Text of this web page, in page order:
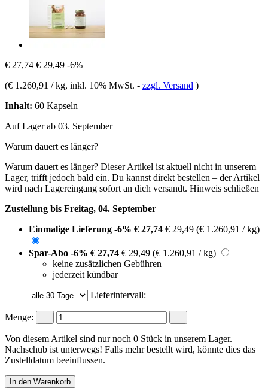
€ 27,74 € 29,49 -6%
(€ 1.260,91 / kg, inkl. 10% MwSt. - zzgl. Versand )
Inhalt: 60 Kapseln
Auf Lager ab 03. September
Warum dauert es länger?
Warum dauert es länger? Dieser Artikel ist aktuell nicht in unserem
Lager, trifft jedoch bald ein. Du kannst direkt bestellen – der Artikel
wird nach Lagereingang sofort an dich versandt. Hinweis schließen
Zustellung bis Freitag, 04. September
Einmalige Lieferung -6% € 27,74 € 29,49 (€ 1.260,91 / kg)
Spar-Abo -6% € 27,74 € 29,49 (€ 1.260,91 / kg)
keine zusätzlichen Gebühren
jederzeit kündbar
Lieferintervall:
Menge:
Von diesem Artikel sind nur noch 0 Stück in unserem Lager.
Nachschub ist unterwegs! Falls mehr bestellt wird, könnte dies das
Zustelldatum beeinflussen.
In den Warenkorb